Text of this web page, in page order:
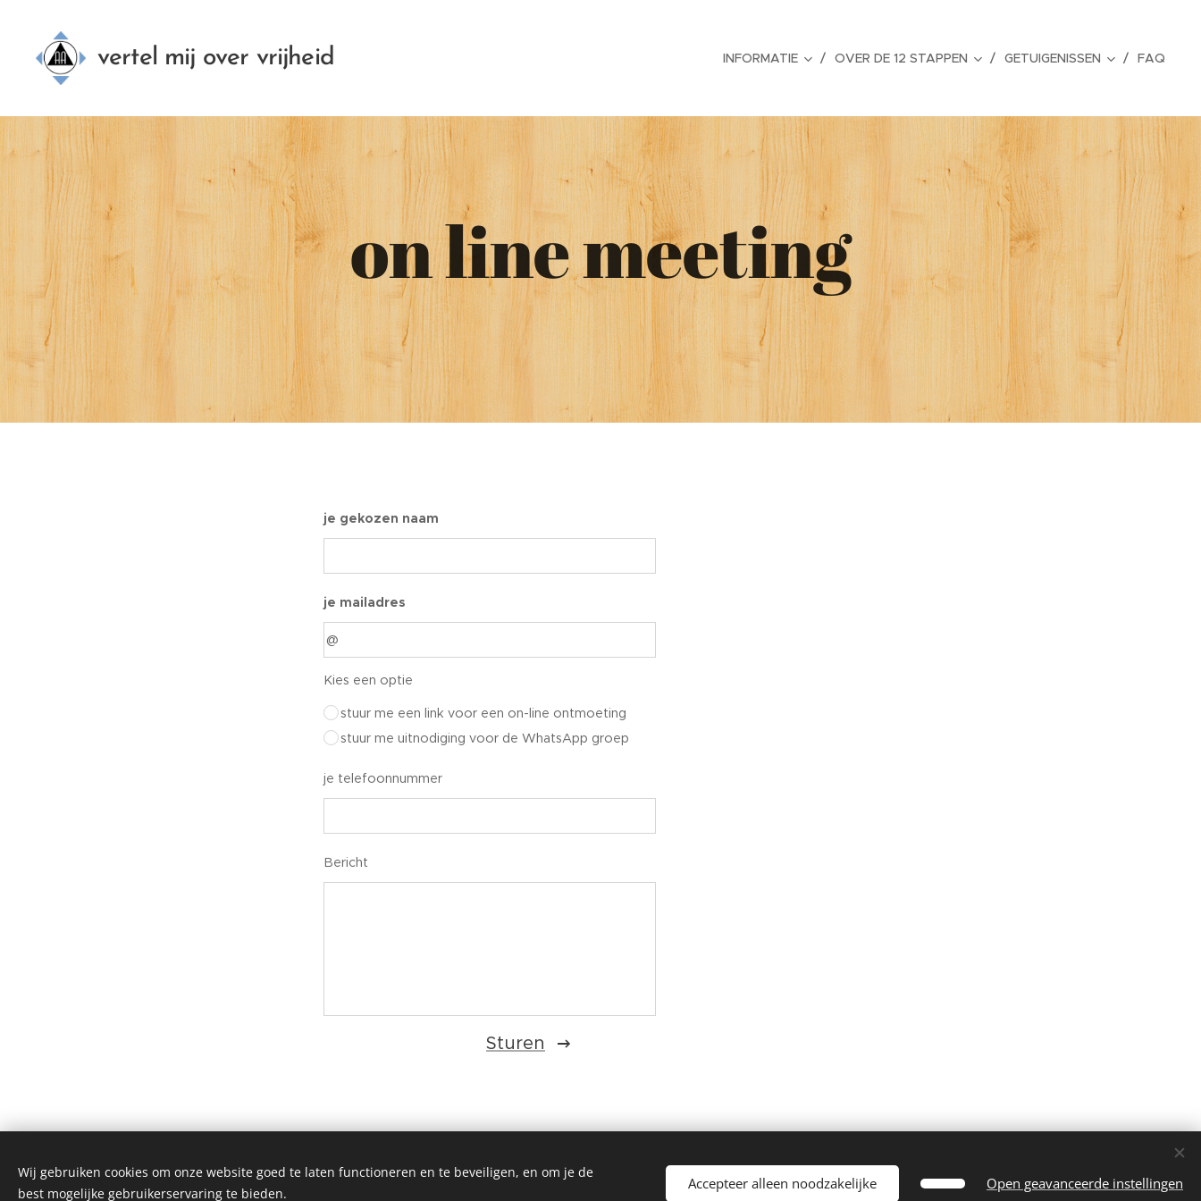
vertel mij over vrijheid INFORMATIE OVER DE 12 STAPPEN GETUIGENISSEN FAQ
on line meeting
je gekozen naam
je mailadres
Kies een optie
stuur me een link voor een on-line ontmoeting
stuur me uitnodiging voor de WhatsApp groep
je telefoonnummer
Bericht
Sturen
© 2025-'26 Seefhoek 2060 All rights reserved
Wij gebruiken cookies om onze website goed te laten functioneren en te beveiligen, en om je de
best mogelijke gebruikerservaring te bieden.
Accepteer alleen noodzakelijke Open geavanceerde instellingen